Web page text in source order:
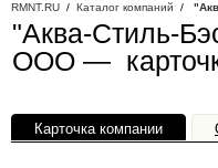
RMNT.RU / Каталог компаний /
"Аква-Стиль-
ООО —
Карточка компании